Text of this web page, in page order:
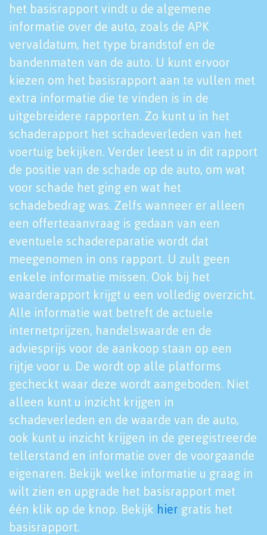
het basisrapport vindt u de algemene
informatie over de auto, zoals de APK
vervaldatum, het type brandstof en de
bandenmaten van de auto. U kunt ervoor
kiezen om het basisrapport aan te vullen met
extra informatie die te vinden is in de
uitgebreidere rapporten. Zo kunt u in het
schaderapport het schadeverleden van het
voertuig bekijken. Verder leest u in dit rapport
de positie van de schade op de auto, om wat
voor schade het ging en wat het
schadebedrag was. Zelfs wanneer er alleen
een offerteaanvraag is gedaan van een
eventuele schadereparatie wordt dat
meegenomen in ons rapport. U zult geen
enkele informatie missen. Ook bij het
waarderapport krijgt u een volledig overzicht.
Alle informatie wat betreft de actuele
internetprijzen, handelswaarde en de
adviesprijs voor de aankoop staan op een
rijtje voor u. De wordt op alle platforms
gecheckt waar deze wordt aangeboden. Niet
alleen kunt u inzicht krijgen in
schadeverleden en de waarde van de auto,
ook kunt u inzicht krijgen in de geregistreerde
tellerstand en informatie over de voorgaande
eigenaren. Bekijk welke informatie u graag in
wilt zien en upgrade het basisrapport met
één klik op de knop. Bekijk hier gratis het
basisrapport.